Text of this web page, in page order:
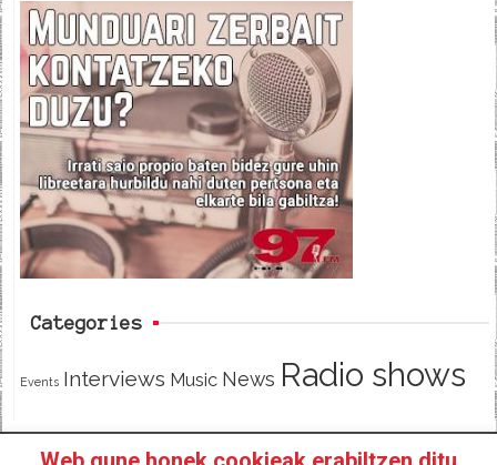
c
e
b
o
o
i
t
t
e
e
d
Categories
Events Interviews Music News Radio shows